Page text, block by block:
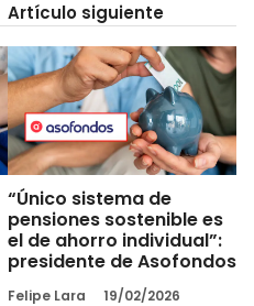
Artículo siguiente
“Único sistema de
pensiones sostenible es
el de ahorro individual”:
presidente de Asofondos
Felipe Lara 19/02/2026